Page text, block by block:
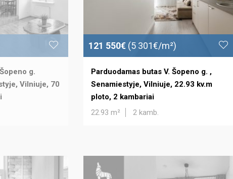
g.
Vilniuje, 70
121 550€ (5 301€/m²)
Parduodamas butas V. Šopeno g. ,
Senamiestyje, Vilniuje, 22.93 kv.m
ploto, 2 kambariai
22.93 m²
2 kamb.